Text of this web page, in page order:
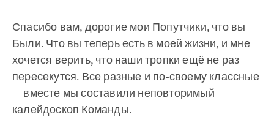
Спасибо вам, дорогие мои Попутчики, что вы
Были. Что вы теперь есть в моей жизни, и мне
хочется верить, что наши тропки ещё не раз
пересекутся. Все разные и по-своему классные
— вместе мы составили неповторимый
калейдоскоп Команды.